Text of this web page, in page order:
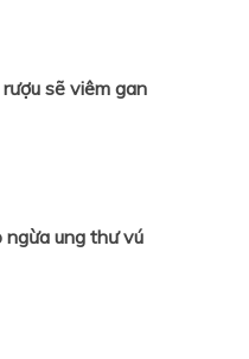
sẽ viêm gan
ngừa ung thư vú